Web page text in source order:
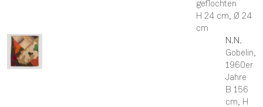
geflochten
H 24 cm, Ø 24
cm
N.N.
Gobelin,
1960er
Jahre
B 156
cm, H